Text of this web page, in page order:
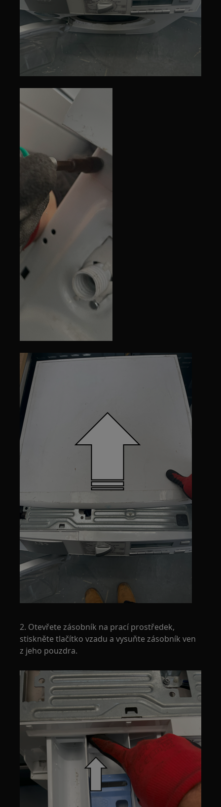
2. Otevřete zásobník na prací prostředek,
stiskněte tlačítko vzadu a vysuňte zásobník ven
z jeho pouzdra.